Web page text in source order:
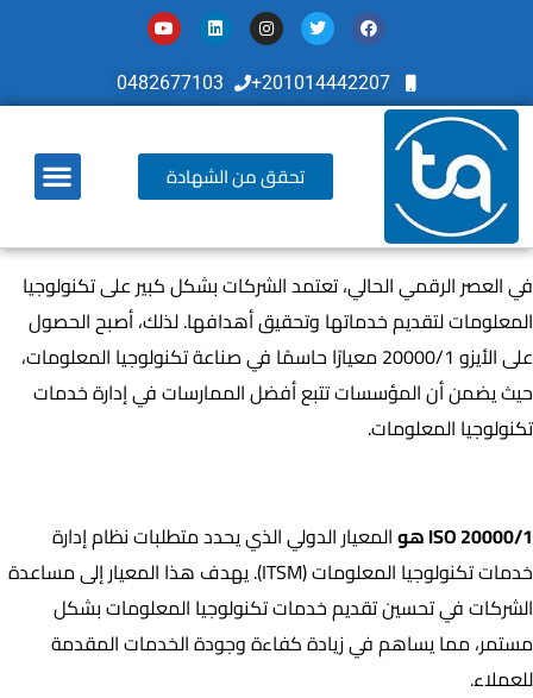
201014442207+
0482677103
تحقق من الشهادة
في العصر الرقمي الحالي، تعتمد الشركات بشكل كبير على تكنولوجيا
المعلومات لتقديم خدماتها وتحقيق أهدافها. لذلك، أصبح الحصول
على الأيزو 20000/1 معيارًا حاسمًا في صناعة تكنولوجيا المعلومات،
حيث يضمن أن المؤسسات تتبع أفضل الممارسات في إدارة خدمات
تكنولوجيا المعلومات.
ISO 20000/1 هو
المعيار الدولي الذي يحدد متطلبات نظام إدارة
خدمات تكنولوجيا المعلومات (ITSM). يهدف هذا المعيار إلى مساعدة
الشركات في تحسين تقديم خدمات تكنولوجيا المعلومات بشكل
مستمر، مما يساهم في زيادة كفاءة وجودة الخدمات المقدمة
للعملاء.